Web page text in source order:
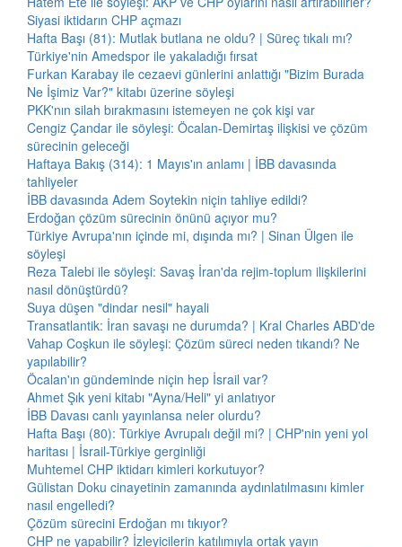
Siyasi iktidarın CHP açmazı
Hafta Başı (81): Mutlak butlana ne oldu? | Süreç tıkalı mı?
Türkiye'nin Amedspor ile yakaladığı fırsat
Furkan Karabay ile cezaevi günlerini anlattığı "Bizim Burada
Ne İşimiz Var?" kitabı üzerine söyleşi
PKK'nın silah bırakmasını istemeyen ne çok kişi var
Cengiz Çandar ile söyleşi: Öcalan-Demirtaş ilişkisi ve çözüm
sürecinin geleceği
Haftaya Bakış (314): 1 Mayıs'ın anlamı | İBB davasında
tahliyeler
İBB davasında Adem Soytekin niçin tahliye edildi?
Erdoğan çözüm sürecinin önünü açıyor mu?
Türkiye Avrupa'nın içinde mi, dışında mı? | Sinan Ülgen ile
söyleşi
Reza Talebi ile söyleşi: Savaş İran'da rejim-toplum ilişkilerini
nasıl dönüştürdü?
Suya düşen "dindar nesil" hayali
Transatlantik: İran savaşı ne durumda? | Kral Charles ABD'de
Vahap Coşkun ile söyleşi: Çözüm süreci neden tıkandı? Ne
yapılabilir?
Öcalan'ın gündeminde niçin hep İsrail var?
Ahmet Şık yeni kitabı "Ayna/Heli" yi anlatıyor
İBB Davası canlı yayınlansa neler olurdu?
Hafta Başı (80): Türkiye Avrupalı değil mi? | CHP'nin yeni yol
haritası | İsrail-Türkiye gerginliği
Muhtemel CHP iktidarı kimleri korkutuyor?
Gülistan Doku cinayetinin zamanında aydınlatılmasını kimler
nasıl engelledi?
Çözüm sürecini Erdoğan mı tıkıyor?
CHP ne yapabilir? İzleyicilerin katılımıyla ortak yayın